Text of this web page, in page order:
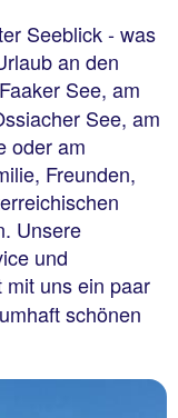
Seeblick - was
an den
See, am
See, am
oder am
Freunden,
Unsere
und
uns ein paar
schönen